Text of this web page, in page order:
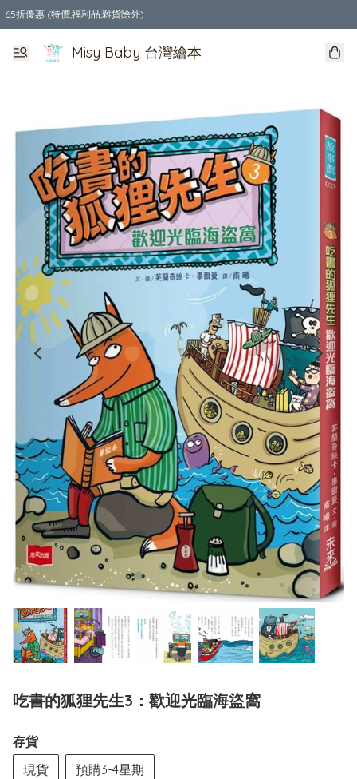
65折優惠 (特價,福利品,雜貨除外)
全店購物滿$550，免運費
Misy Baby 台灣繪本
吃書的狐狸先生3：歡迎光臨海盜窩
存貨
現貨
預購3-4星期